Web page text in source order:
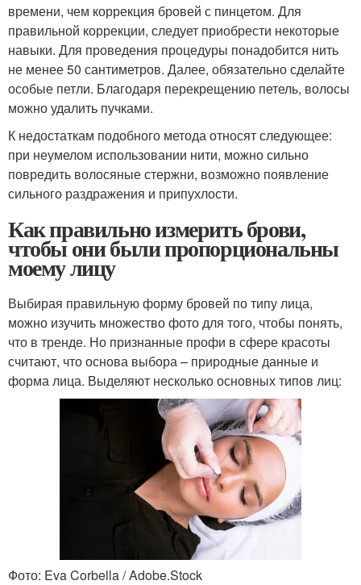
времени, чем коррекция бровей с пинцетом. Для
правильной коррекции, следует приобрести некоторые
навыки. Для проведения процедуры понадобится нить
не менее 50 сантиметров. Далее, обязательно сделайте
особые петли. Благодаря перекрещению петель, волосы
можно удалить пучками.
К недостаткам подобного метода относят следующее:
при неумелом использовании нити, можно сильно
повредить волосяные стержни, возможно появление
сильного раздражения и припухлости.
Как правильно измерить брови,
чтобы они были пропорциональны
моему лицу
Выбирая правильную форму бровей по типу лица,
можно изучить множество фото для того, чтобы понять,
что в тренде. Но признанные профи в сфере красоты
считают, что основа выбора – природные данные и
форма лица. Выделяют несколько основных типов лиц:
Фото: Eva Corbella / Adobe.Stock